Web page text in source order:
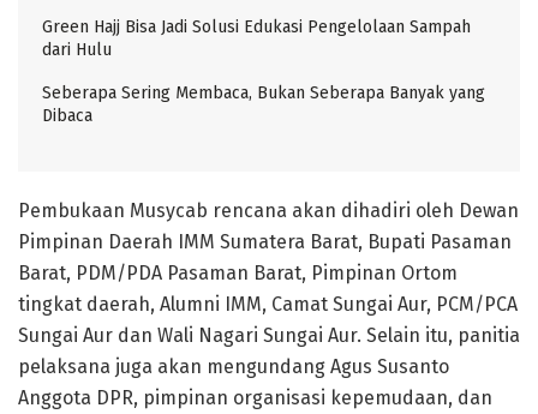
Green Hajj Bisa Jadi Solusi Edukasi Pengelolaan Sampah
dari Hulu
Seberapa Sering Membaca, Bukan Seberapa Banyak yang
Dibaca
Pembukaan Musycab rencana akan dihadiri oleh Dewan
Pimpinan Daerah IMM Sumatera Barat, Bupati Pasaman
Barat, PDM/PDA Pasaman Barat, Pimpinan Ortom
tingkat daerah, Alumni IMM, Camat Sungai Aur, PCM/PCA
Sungai Aur dan Wali Nagari Sungai Aur. Selain itu, panitia
pelaksana juga akan mengundang Agus Susanto
Anggota DPR, pimpinan organisasi kepemudaan, dan